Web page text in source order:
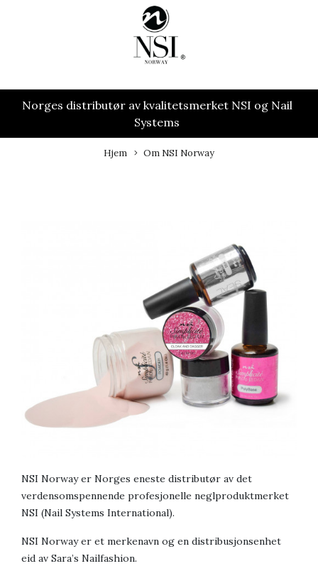
Norges distributør av kvalitetsmerket NSI og Nail
Systems
Hjem Om NSI Norway
NSI Norway er Norges eneste distributør av det
verdensomspennende profesjonelle neglproduktmerket
NSI (Nail Systems International).
NSI Norway er et merkenavn og en distribusjonsenhet
eid av Sara’s Nailfashion.